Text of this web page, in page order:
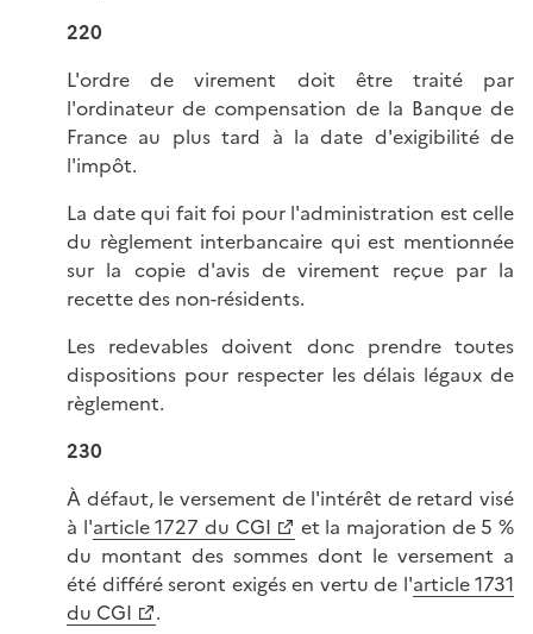
220
L'ordre de virement doit être traité par
l'ordinateur de compensation de la Banque de
France au plus tard à la date d'exigibilité de
l'impôt.
La date qui fait foi pour l'administration est celle
du règlement interbancaire qui est mentionnée
sur la copie d'avis de virement reçue par la
recette des non-résidents.
Les redevables doivent donc prendre toutes
dispositions pour respecter les délais légaux de
règlement.
230
À défaut, le versement de l'intérêt de retard visé
à l'article 1727 du CGI
et la majoration de 5 %
du montant des sommes dont le versement a
été différé seront exigés en vertu de l'article 1731
du CGI
.